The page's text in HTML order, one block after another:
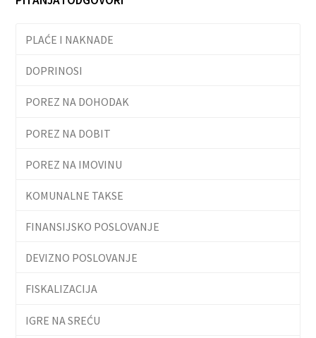
PLAĆE I NAKNADE
DOPRINOSI
POREZ NA DOHODAK
POREZ NA DOBIT
POREZ NA IMOVINU
KOMUNALNE TAKSE
FINANSIJSKO POSLOVANJE
DEVIZNO POSLOVANJE
FISKALIZACIJA
IGRE NA SREĆU